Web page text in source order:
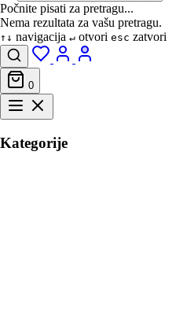
Počnite pisati za pretragu...
Nema rezultata za vašu pretragu.
↑↓ navigacija ↵ otvori esc zatvori
0
Kategorije